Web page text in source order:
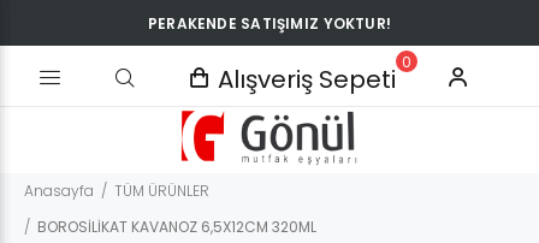
PERAKENDE SATIŞIMIZ YOKTUR!
Alışveriş Sepeti
0
Anasayfa
TÜM ÜRÜNLER
BOROSİLİKAT KAVANOZ 6,5X12CM 320ML